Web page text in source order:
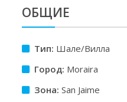
ОБЩИЕ
Тип: Шале/Вилла
Город: Moraira
Зона: San Jaime